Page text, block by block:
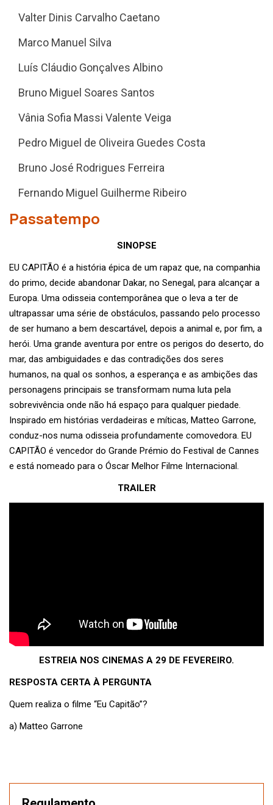
Valter Dinis Carvalho Caetano
Marco Manuel Silva
Luís Cláudio Gonçalves Albino
Bruno Miguel Soares Santos
Vânia Sofia Massi Valente Veiga
Pedro Miguel de Oliveira Guedes Costa
Bruno José Rodrigues Ferreira
Fernando Miguel Guilherme Ribeiro
Passatempo
SINOPSE
EU CAPITÃO é a história épica de um rapaz que, na companhia
do primo, decide abandonar Dakar, no Senegal, para alcançar a
Europa. Uma odisseia contemporânea que o leva a ter de
ultrapassar uma série de obstáculos, passando pelo processo
de ser humano a bem descartável, depois a animal e, por fim, a
herói. Uma grande aventura por entre os perigos do deserto, do
mar, das ambiguidades e das contradições dos seres
humanos, na qual os sonhos, a esperança e as ambições das
personagens principais se transformam numa luta pela
sobrevivência onde não há espaço para qualquer piedade.
Inspirado em histórias verdadeiras e míticas, Matteo Garrone,
conduz-nos numa odisseia profundamente comovedora. EU
CAPITÃO é vencedor do Grande Prémio do Festival de Cannes
e está nomeado para o Óscar Melhor Filme Internacional.
TRAILER
ESTREIA NOS CINEMAS A 29 DE FEVEREIRO.
RESPOSTA CERTA À PERGUNTA
Quem realiza o filme “Eu Capitão”?
a) Matteo Garrone